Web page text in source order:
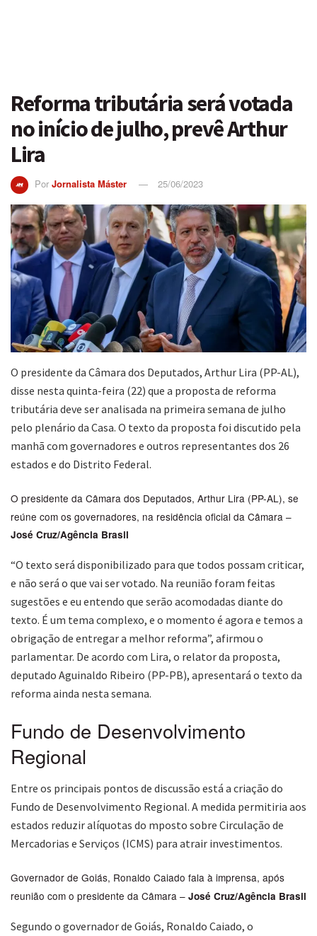
Reforma tributária será votada
no início de julho, prevê Arthur
Lira
Por Jornalista Máster 25/06/2023
O presidente da Câmara dos Deputados, Arthur Lira (PP-AL),
disse nesta quinta-feira (22) que a proposta de reforma
tributária deve ser analisada na primeira semana de julho
pelo plenário da Casa. O texto da proposta foi discutido pela
manhã com governadores e outros representantes dos 26
estados e do Distrito Federal.
O presidente da Câmara dos Deputados, Arthur Lira (PP-AL), se
reúne com os governadores, na residência oficial da Câmara –
José Cruz/Agência Brasil
“O texto será disponibilizado para que todos possam criticar,
e não será o que vai ser votado. Na reunião foram feitas
sugestões e eu entendo que serão acomodadas diante do
texto. É um tema complexo, e o momento é agora e temos a
obrigação de entregar a melhor reforma”, afirmou o
parlamentar. De acordo com Lira, o relator da proposta,
deputado Aguinaldo Ribeiro (PP-PB), apresentará o texto da
reforma ainda nesta semana.
Fundo de Desenvolvimento
Regional
Entre os principais pontos de discussão está a criação do
Fundo de Desenvolvimento Regional. A medida permitiria aos
estados reduzir alíquotas do mposto sobre Circulação de
Mercadorias e Serviços (ICMS) para atrair investimentos.
Governador de Goiás, Ronaldo Caiado fala à imprensa, após
reunião com o presidente da Câmara – José Cruz/Agência Brasil
Segundo o governador de Goiás, Ronaldo Caiado, o